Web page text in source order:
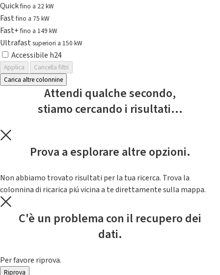
Quickfino a 22 kW
Fastfino a 75 kW
Fast+fino a 149 kW
Ultrafast superiori a 150 kW
Accessibile h24
Applica
Cancella filtri
Carica altre colonnine
Attendi qualche secondo,
stiamo cercando i risultati...
Prova a esplorare altre opzioni.
Non abbiamo trovato risultati per la tua ricerca. Trova la
colonnina di ricarica piú vicina a te direttamente sulla mappa.
C'è un problema con il recupero dei
dati.
Per favore riprova.
Riprova